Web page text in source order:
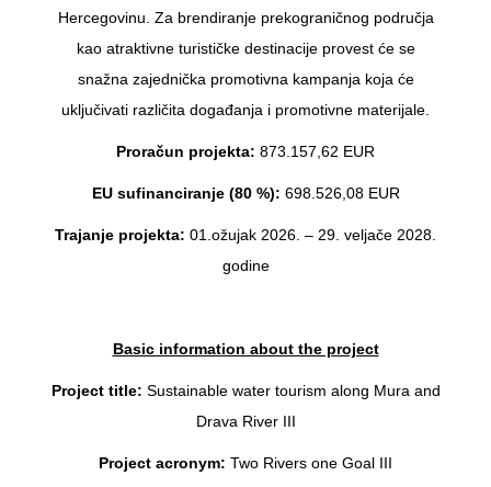
Hercegovinu. Za brendiranje prekograničnog područja
kao atraktivne turističke destinacije provest će se
snažna zajednička promotivna kampanja koja će
uključivati različita događanja i promotivne materijale.
Proračun projekta: 873.157,62 EUR
EU sufinanciranje (80 %): 698.526,08 EUR
Trajanje projekta: 01.ožujak 2026. – 29. veljače 2028.
godine
Basic information about the project
Project title: Sustainable water tourism along Mura and
Drava River III
Project acronym: Two Rivers one Goal III